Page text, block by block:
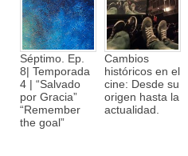
Séptimo. Ep.
8| Temporada
4 | “Salvado
por Gracia”
“Remember
the goal”
Cambios
históricos en el
cine: Desde su
origen hasta la
actualidad.